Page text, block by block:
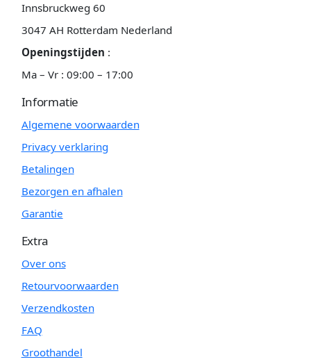
Innsbruckweg 60
3047 AH Rotterdam Nederland
Openingstijden :
Ma – Vr : 09:00 – 17:00
Informatie
Algemene voorwaarden
Privacy verklaring
Betalingen
Bezorgen en afhalen
Garantie
Extra
Over ons
Retourvoorwaarden
Verzendkosten
FAQ
Groothandel